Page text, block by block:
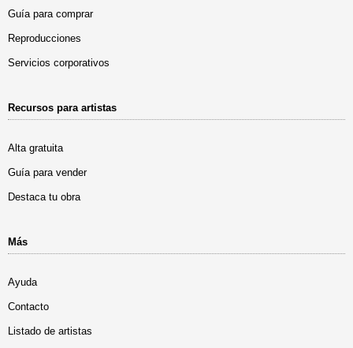
Guía para comprar
Reproducciones
Servicios corporativos
Recursos para artistas
Alta gratuita
Guía para vender
Destaca tu obra
Más
Ayuda
Contacto
Listado de artistas